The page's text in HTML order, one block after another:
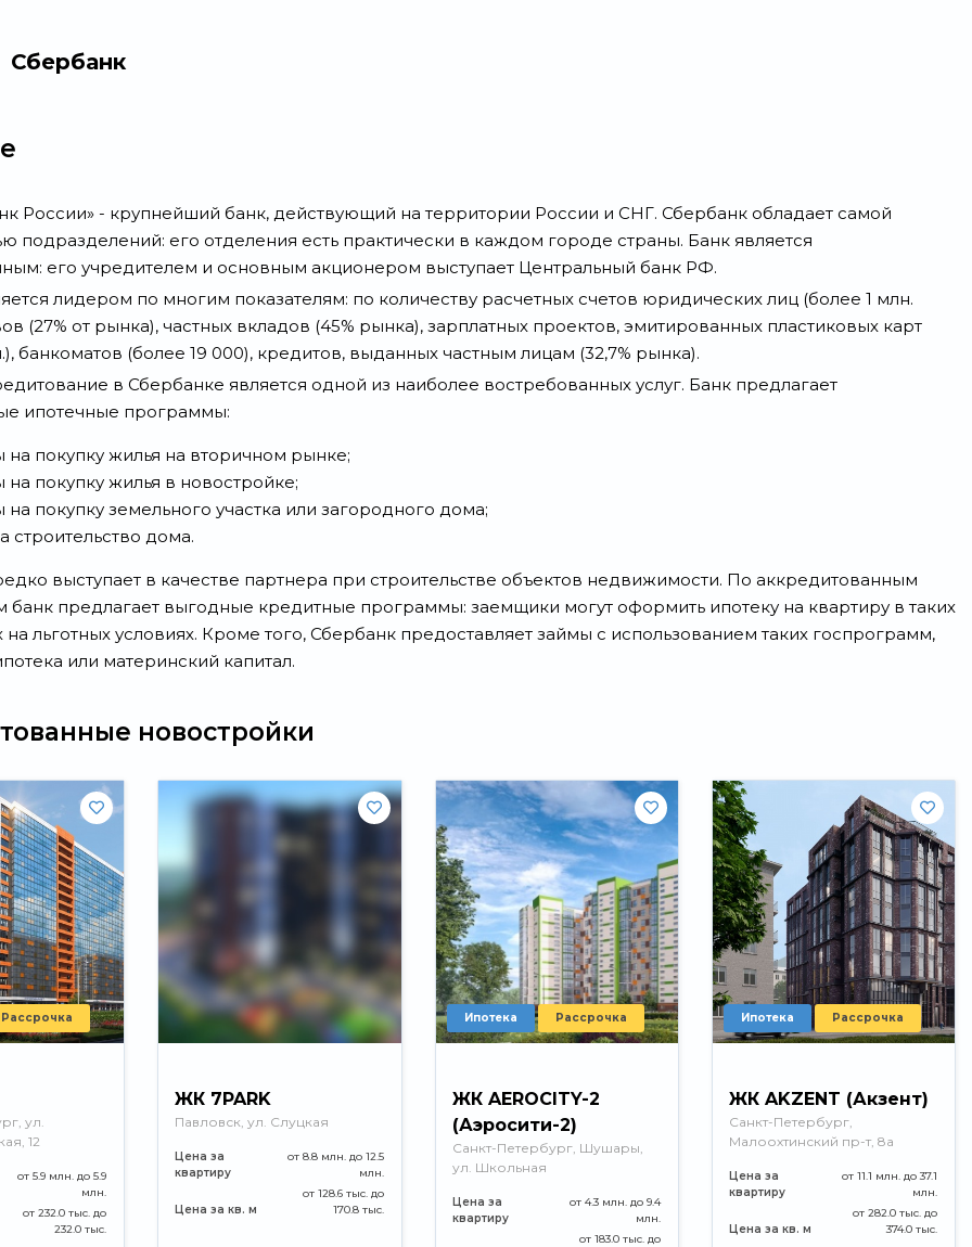
Свернуть
Сбербанк
России» - крупнейший банк, действующий на территории России и СНГ. Сбербанк обладает самой
подразделений: его отделения есть практически в каждом городе страны. Банк является
его учредителем и основным акционером выступает Центральный банк РФ.
лидером по многим показателям: по количеству расчетных счетов юридических лиц (более 1 млн.
(27% от рынка), частных вкладов (45% рынка), зарплатных проектов, эмитированных пластиковых карт
банкоматов (более 19 000), кредитов, выданных частным лицам (32,7% рынка).
в Сбербанке является одной из наиболее востребованных услуг. Банк предлагает
ипотечные программы:
на покупку жилья на вторичном рынке;
на покупку жилья в новостройке;
на покупку земельного участка или загородного дома;
строительство дома.
выступает в качестве партнера при строительстве объектов недвижимости. По аккредитованным
банк предлагает выгодные кредитные программы: заемщики могут оформить ипотеку на квартиру в таких
на льготных условиях. Кроме того, Сбербанк предоставляет займы с использованием таких госпрограмм,
или материнский капитал.
новостройки
Рассрочка
ул.
12
от 5.9 млн. до 5.9
млн.
от 232.0 тыс. до
232.0 тыс.
ЖК 7PARK
Павловск, ул. Слуцкая
Цена за
квартиру
от 8.8 млн. до 12.5
млн.
Цена за кв. м
от 128.6 тыс. до
170.8 тыс.
Ипотека Рассрочка
ЖК AEROCITY-2
(Аэросити-2)
Санкт-Петербург, Шушары,
ул. Школьная
Цена за
квартиру
от 4.3 млн. до 9.4
млн.
от 183.0 тыс. до
Ипотека Рассрочка
ЖК AKZENT (Акзент)
Санкт-Петербург,
Малоохтинский пр-т, 8а
Цена за
квартиру
от 11.1 млн. до 37.1
млн.
Цена за кв. м
от 282.0 тыс. до
374.0 тыс.